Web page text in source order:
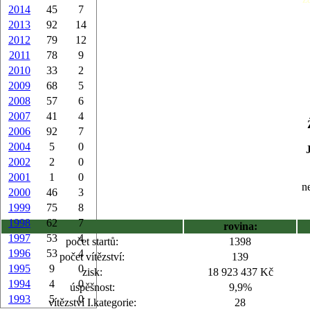
2014
45
7
2013
92
14
2012
79
12
2011
78
9
2010
33
2
2009
68
5
2008
57
6
2007
41
4
2006
92
7
2004
5
0
2002
2
0
2001
1
0
2000
46
3
1999
75
8
1998
62
7
1997
53
4
1996
53
4
1995
9
0
1994
4
0
1993
5 0
rovina:
počet startů:
1398
počet vítězství:
139
zisk:
18 923 437 Kč
úspěšnost:
9,9%
vítězství I.kategorie:
28